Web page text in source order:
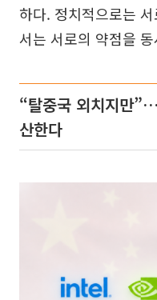
하다. 정치적으로는
서는 서로의 약점을
“탈중국 외치지만
산한다